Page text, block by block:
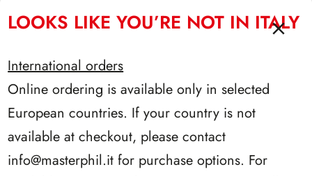
LOOKS LIKE YOU’RE NOT IN ITALY
International orders
Online ordering is available only in selected
European countries. If your country is not
available at checkout, please contact
info@masterphil.it for purchase options. For